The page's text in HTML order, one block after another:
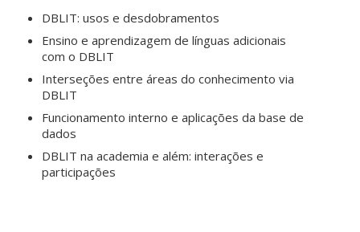
DBLIT: usos e desdobramentos
Ensino e aprendizagem de línguas adicionais
com o DBLIT
Interseções entre áreas do conhecimento via
DBLIT
Funcionamento interno e aplicações da base de
dados
DBLIT na academia e além: interações e
participações